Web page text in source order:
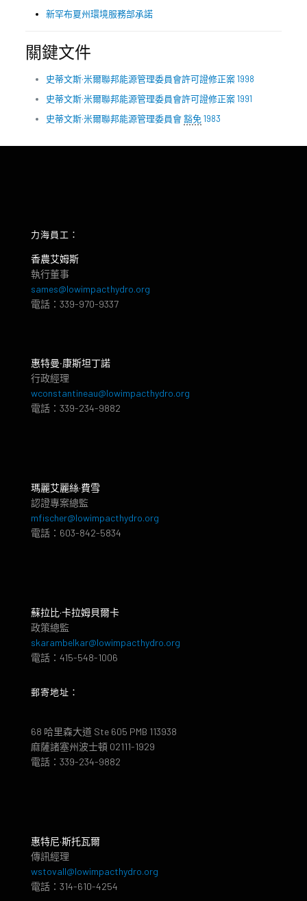
新罕布夏州環境服務部承諾
關鍵文件
史蒂文斯·米爾聯邦能源管理委員會許可證修正案 1998
史蒂文斯·米爾聯邦能源管理委員會許可證修正案 1991
史蒂文斯·米爾聯邦能源管理委員會豁免 1983
力海員工：
香農艾姆斯
執行董事
sames@lowimpacthydro.org
電話：339-970-9337
惠特曼‧康斯坦丁諾
行政經理
wconstantineau@lowimpacthydro.org
電話：339-234-9882
瑪麗艾麗絲·費雪
認證專案總監
mfischer@lowimpacthydro.org
電話：603-842-5834
蘇拉比·卡拉姆貝爾卡
政策總監
skarambelkar@lowimpacthydro.org
電話：415-548-1006
郵寄地址：
68 哈里森大道 Ste 605 PMB 113938
麻薩諸塞州波士頓 02111-1929
電話：339-234-9882
惠特尼·斯托瓦爾
傳訊經理
wstovall@lowimpacthydro.org
電話：314-610-4254